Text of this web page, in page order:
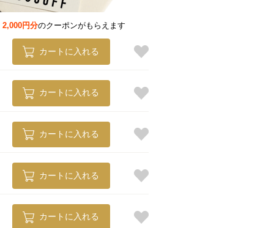
2,000円分のクーポンがもらえます
カートに入れる
カートに入れる
カートに入れる
カートに入れる
カートに入れる